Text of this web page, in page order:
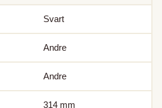
Svart
Andre
Andre
314 mm